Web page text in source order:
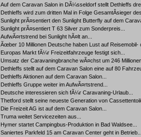
Auf dem Caravan Salon in DÃ¼sseldorf stellt Dethleffs
Dethleffs wird zum dritten Mal in Folge GesamtÂ­sieger
Sunlight prÃ¤sentiert den Sunlight Butterfly auf dem
Sunlight prÃ¤sentiert T 63 Silver zum Sonderpreis...
AufwÃ¤rtstrend bei Sunlight hÃ¤lt an...
Ãœber 10 Millionen Deutsche haben Lust auf Reisemobil-
Europas Markt fÃ¼r Freizeitfahrzeuge festigt sich...
Umsatz der Caravaningbranche wÃ¤chst um 246 Millionen
Dethleffs stellt auf dem Caravan Salon eine auf 80
Dethleffs Aktionen auf dem Caravan Salon...
Dethleffs Gruppe weiter im AufwÃ¤rtstrend...
Deutsche interessieren sich fÃ¼r Caravaning-Urlaub...
Thetford stellt seine neueste Generation von
Die Freizeit AG ist auf dem Caravan Salon...
Truma weitet Servicezeiten aus...
Hymer startet Campingbus-Produktion in Bad Waldsee...
Saniertes Parkfeld 15 am Caravan Center geht in Betrieb...